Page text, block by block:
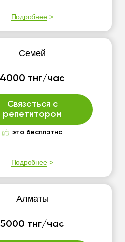
Подробнее
Семей
4000 тнг/час
Связаться с
репетитором
это бесплатно
Подробнее
Алматы
5000 тнг/час